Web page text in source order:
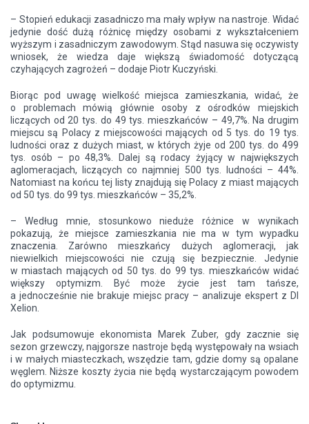
– Stopień edukacji zasadniczo ma mały wpływ na nastroje. Widać
jedynie dość dużą różnicę między osobami z wykształceniem
wyższym i zasadniczym zawodowym. Stąd nasuwa się oczywisty
wniosek, że wiedza daje większą świadomość dotyczącą
czyhających zagrożeń – dodaje Piotr Kuczyński.
Biorąc pod uwagę wielkość miejsca zamieszkania, widać, że
o problemach mówią głównie osoby z ośrodków miejskich
liczących od 20 tys. do 49 tys. mieszkańców – 49,7%. Na drugim
miejscu są Polacy z miejscowości mających od 5 tys. do 19 tys.
ludności oraz z dużych miast, w których żyje od 200 tys. do 499
tys. osób – po 48,3%. Dalej są rodacy żyjący w największych
aglomeracjach, liczących co najmniej 500 tys. ludności – 44%.
Natomiast na końcu tej listy znajdują się Polacy z miast mających
od 50 tys. do 99 tys. mieszkańców – 35,2%.
– Według mnie, stosunkowo nieduże różnice w wynikach
pokazują, że miejsce zamieszkania nie ma w tym wypadku
znaczenia. Zarówno mieszkańcy dużych aglomeracji, jak
niewielkich miejscowości nie czują się bezpiecznie. Jedynie
w miastach mających od 50 tys. do 99 tys. mieszkańców widać
większy optymizm. Być może życie jest tam tańsze,
a jednocześnie nie brakuje miejsc pracy – analizuje ekspert z DI
Xelion.
Jak podsumowuje ekonomista Marek Zuber, gdy zacznie się
sezon grzewczy, najgorsze nastroje będą występowały na wsiach
i w małych miasteczkach, wszędzie tam, gdzie domy są opalane
węglem. Niższe koszty życia nie będą wystarczającym powodem
do optymizmu.